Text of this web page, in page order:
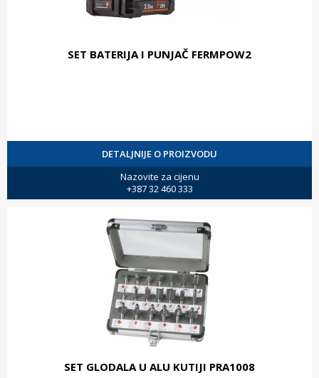
SET BATERIJA I PUNJAČ FERMPOW2
DETALJNIJE O PROIZVODU
Nazovite za cijenu
+387 32 460 333
SET GLODALA U ALU KUTIJI PRA1008